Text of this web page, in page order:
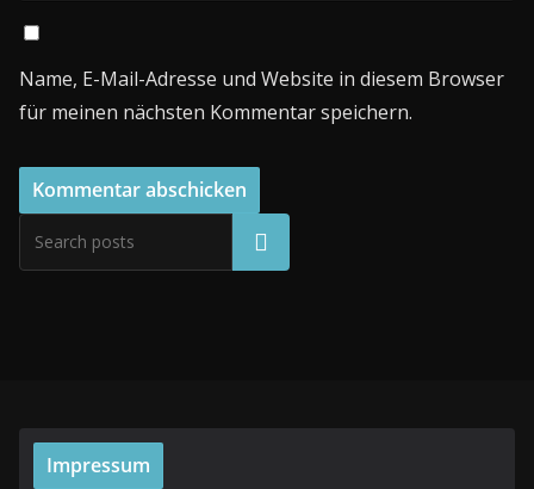
Name, E-Mail-Adresse und Website in diesem Browser
für meinen nächsten Kommentar speichern.
Suchen
Impressum